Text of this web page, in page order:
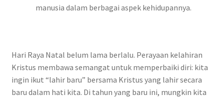
manusia dalam berbagai aspek kehidupannya.
Hari Raya Natal belum lama berlalu. Perayaan kelahiran
Kristus membawa semangat untuk memperbaiki diri: kita
ingin ikut “lahir baru” bersama Kristus yang lahir secara
baru dalam hati kita. Di tahun yang baru ini, mungkin kita